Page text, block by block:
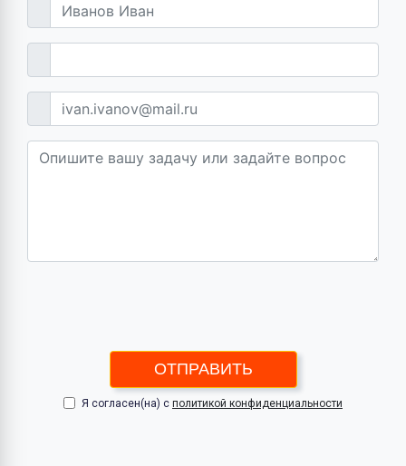
ОТПРАВИТЬ
Я согласен(на) с политикой конфиденциальности